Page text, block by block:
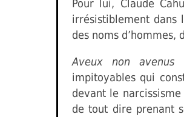
Pour lui, Claude
irrésistiblement dans
des noms d’hommes,
Aveux non avenus
impitoyables qui
devant le
de tout dire prenant